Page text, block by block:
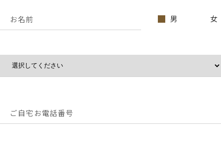
お名前 男 女
ご自宅お電話番号